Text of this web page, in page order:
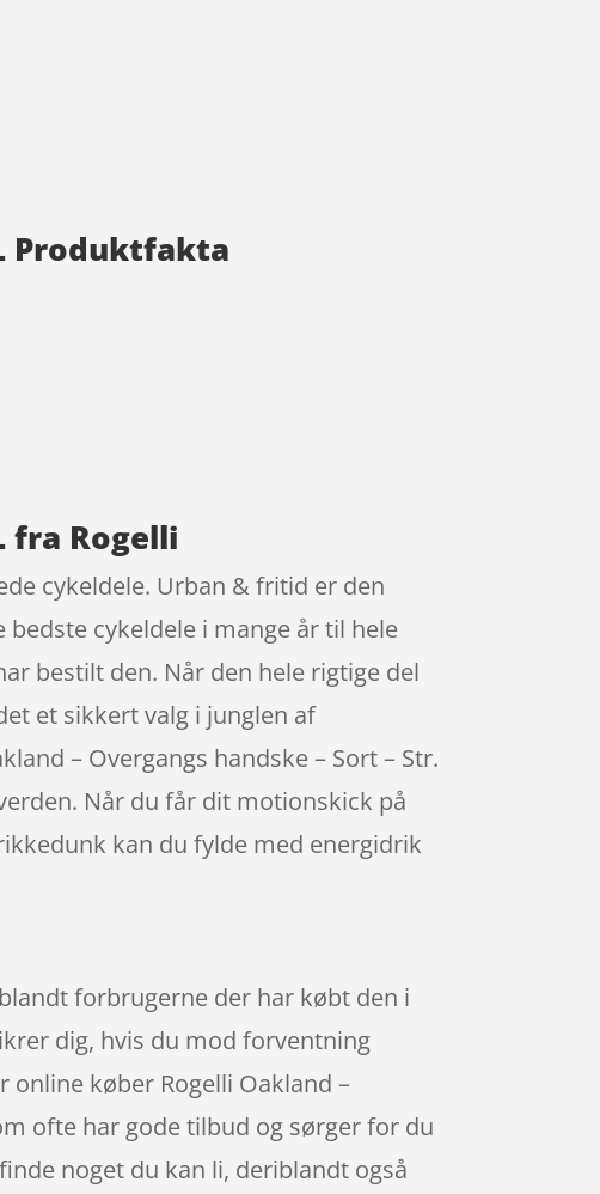
Produktfakta
fra Rogelli
cykeldele. Urban & fritid er den
cykeldele i mange år til hele
bestilt den. Når den hele rigtige del
et sikkert valg i junglen af
– Overgangs handske – Sort – Str.
Når du får dit motionskick på
kan du fylde med energidrik
forbrugerne der har købt den i
dig, hvis du mod forventning
køber Rogelli Oakland –
ofte har gode tilbud og sørger for du
noget du kan li, deriblandt også